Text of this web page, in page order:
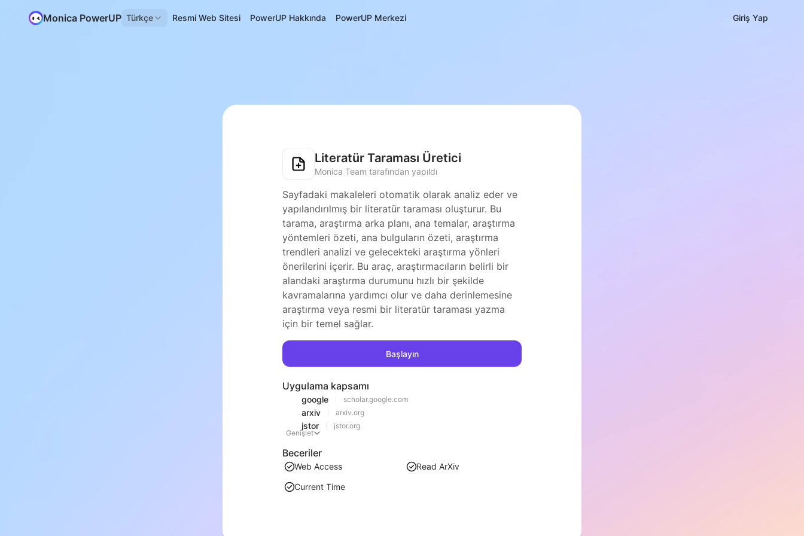
Monica PowerUP Türkçe Resmi Web Sitesi PowerUP Hakkında PowerUP Merkezi Giriş Yap
Literatür Taraması Üretici
Monica Team tarafından yapıldı
Sayfadaki makaleleri otomatik olarak analiz eder ve
yapılandırılmış bir literatür taraması oluşturur. Bu
tarama, araştırma arka planı, ana temalar, araştırma
yöntemleri özeti, ana bulguların özeti, araştırma
trendleri analizi ve gelecekteki araştırma yönleri
önerilerini içerir. Bu araç, araştırmacıların belirli bir
alandaki araştırma durumunu hızlı bir şekilde
kavramalarına yardımcı olur ve daha derinlemesine
araştırma veya resmi bir literatür taraması yazma
için bir temel sağlar.
Başlayın
Uygulama kapsamı
google scholar.google.com
arxiv arxiv.org
jstor
jstor.org
Genişlet
Beceriler
Web Access
Read ArXiv
Current Time